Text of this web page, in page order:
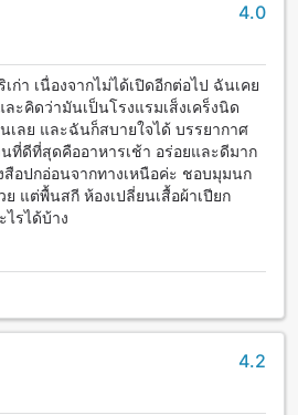
4.0
า เนื่องจากไม่ได้เปิดอีกต่อไป ฉันเคย
ะคิดว่ามันเป็นโรงแรมเส็งเคร็งนิด
ลย และฉันก็สบายใจได้ บรรยากาศ
ที่ดีที่สุดคืออาหารเช้า อร่อยและดีมาก
สือปกอ่อนจากทางเหนือค่ะ ชอบมุมนก
แต่พื้นสกี ห้องเปลี่ยนเสื้อผ้าเปียก
รได้บ้าง
4.2